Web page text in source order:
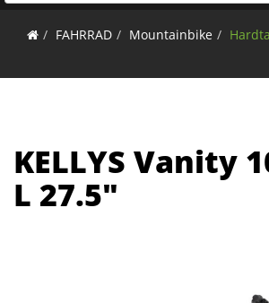
FAHRRAD Mountainbike
KELLYS Vanity
L 27.5"